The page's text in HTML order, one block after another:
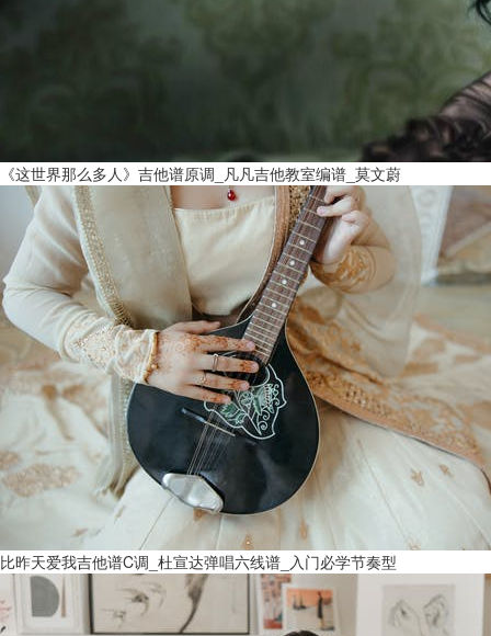
《这世界那么多人》吉他谱原调_凡凡吉他教室编谱_莫文蔚
比昨天爱我吉他谱C调_杜宣达弹唱六线谱_入门必学节奏型